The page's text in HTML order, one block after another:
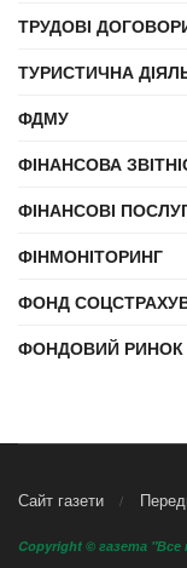
ТРУДОВІ
ТУРИСТИЧНА
ФДМУ
ФІНАНСОВА
ФІНАНСОВІ
ФІНМОНІТОРИНГ
ФОНД
ФОНДОВИЙ РИНОК
Сайт газети
Copyright © газета "Все